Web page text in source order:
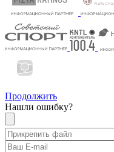
Продолжить
Нашли ошибку?